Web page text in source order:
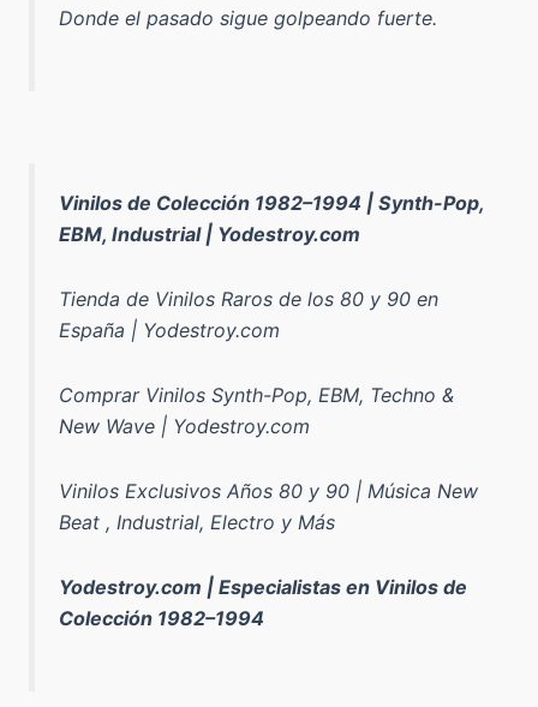
Donde el pasado sigue golpeando fuerte.
Vinilos de Colección 1982–1994 | Synth-Pop,
EBM, Industrial | Yodestroy.com
Tienda de Vinilos Raros de los 80 y 90 en
España | Yodestroy.com
Comprar Vinilos Synth-Pop, EBM, Techno &
New Wave | Yodestroy.com
Vinilos Exclusivos Años 80 y 90 | Música New
Beat , Industrial, Electro y Más
Yodestroy.com | Especialistas en Vinilos de
Colección 1982–1994